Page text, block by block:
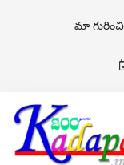
మా గురించి